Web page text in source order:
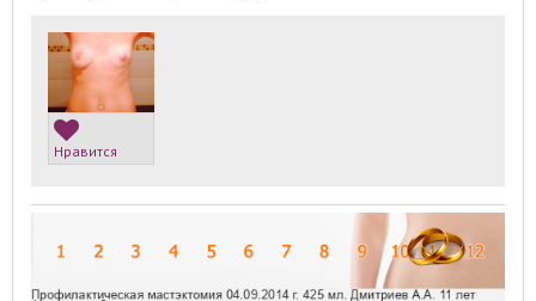
Нравится